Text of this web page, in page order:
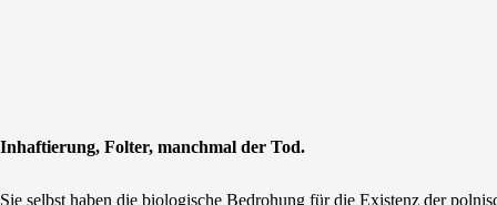
Inhaftierung, Folter, manchmal der Tod.
Sie selbst haben die biologische Bedrohung für die Existenz der